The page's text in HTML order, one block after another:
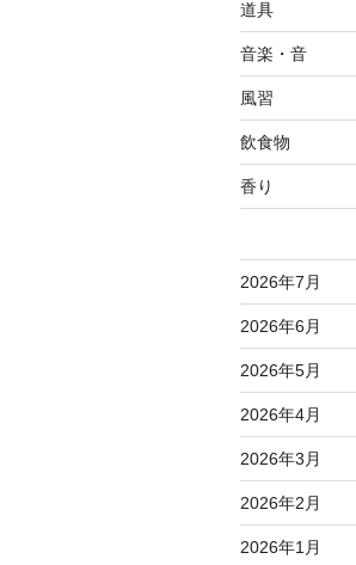
道具
音楽・音
風習
飲食物
香り
2026年7月
2026年6月
2026年5月
2026年4月
2026年3月
2026年2月
2026年1月